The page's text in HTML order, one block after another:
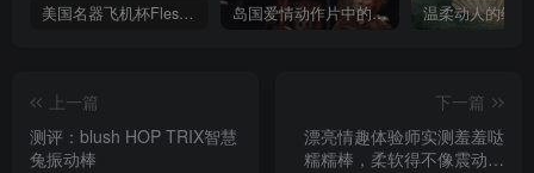
美国名器飞机杯Fleshlight 【Quickshot-Vantage 双头飞机杯】完全评测 岛国爱情动作片中的AV棒到底有多猛？成人用品震动棒的发展史！
上一篇
测评：blush HOP TRIX智慧
兔振动棒
下一篇
漂亮情趣体验师实测羞羞哒
糯糯棒，柔软得不像震动棒